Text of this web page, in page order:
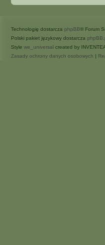
Technologię dostarcza phpBB® Forum
Polski pakiet językowy dostarcza
Style we_universal created by
Zasady ochrony danych osobowych |